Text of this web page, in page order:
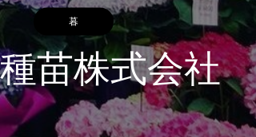
暮
苗株式会社